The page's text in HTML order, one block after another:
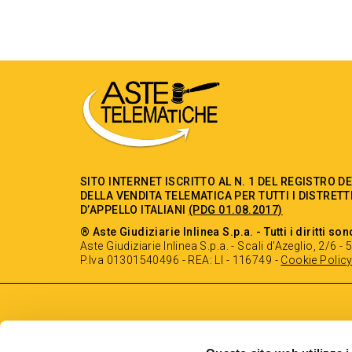
SITO INTERNET ISCRITTO AL N. 1 DEL REGISTRO
DELLA VENDITA TELEMATICA PER TUTTI I
D’APPELLO ITALIANI (PDG 01.08.2017)
® Aste Giudiziarie Inlinea S.p.a. - Tutti i diritti
Aste Giudiziarie Inlinea S.p.a. - Scali d'Azeglio, 2/6 -
P.Iva 01301540496 - REA: LI - 116749 - Cookie Policy